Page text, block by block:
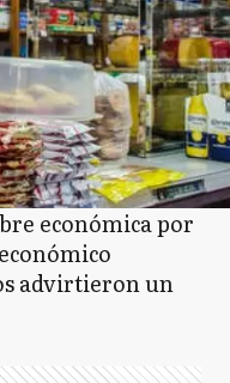
económica por
advirtieron un